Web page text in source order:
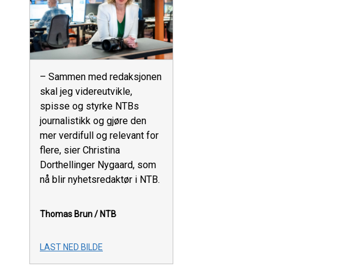
– Sammen med redaksjonen
skal jeg videreutvikle,
spisse og styrke NTBs
journalistikk og gjøre den
mer verdifull og relevant for
flere, sier Christina
Dorthellinger Nygaard, som
nå blir nyhetsredaktør i NTB.
Thomas Brun / NTB
LAST NED BILDE